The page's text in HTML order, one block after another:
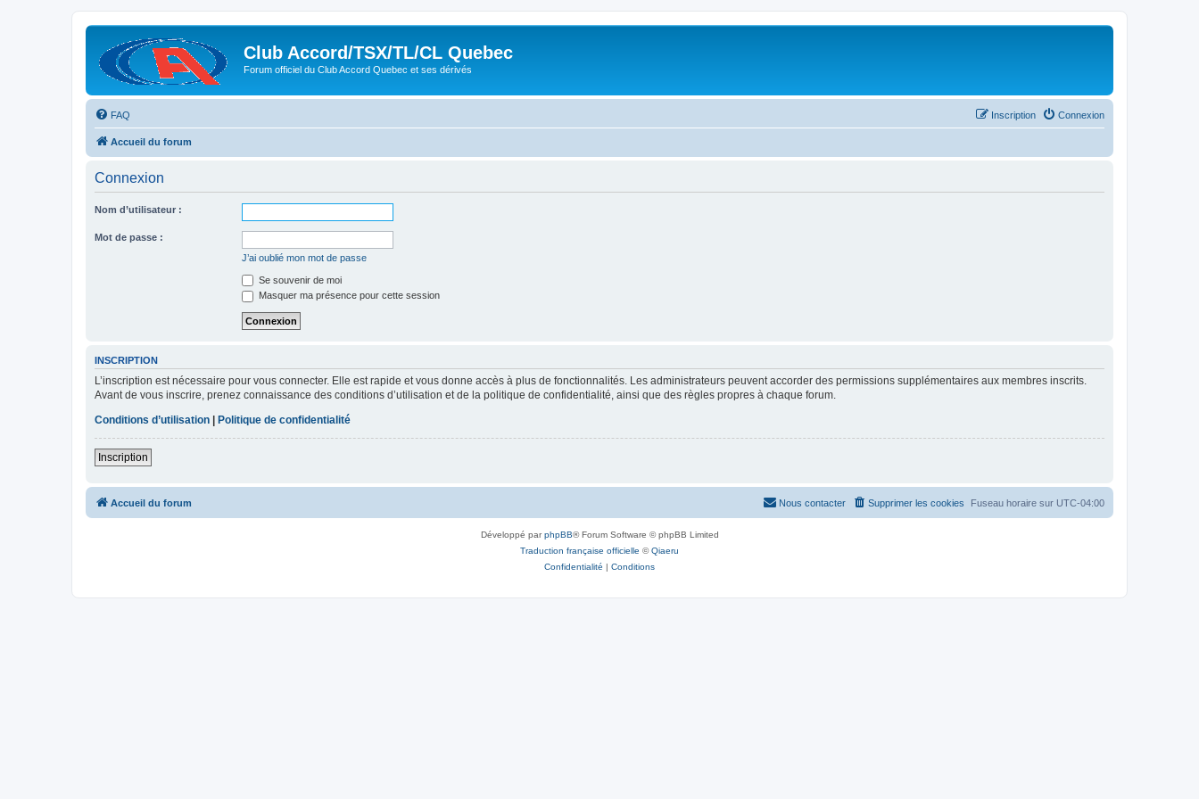
Club Accord/TSX/TL/CL Quebec
Forum officiel du Club Accord Quebec et ses dérivés
FAQ Connexion
Inscription
Accueil du forum
Connexion
Nom d’utilisateur :
Mot de passe :
J’ai oublié mon mot de passe
Se souvenir de moi
Masquer ma présence pour cette session
INSCRIPTION
L’inscription est nécessaire pour vous connecter. Elle est rapide et vous donne accès à plus de fonctionnalités. Les administrateurs peuvent accorder des permissions supplémentaires aux membres inscrits.
Avant de vous inscrire, prenez connaissance des conditions d’utilisation et de la politique de confidentialité, ainsi que des règles propres à chaque forum.
Conditions d’utilisation
Politique de confidentialité
Inscription
Accueil du forum Fuseau horaire sur UTC-04:00
Supprimer les cookies
Nous contacter
Développé parphpBB® Forum Software © phpBB Limited
Traduction française officielle ©Qiaeru
Confidentialité | Conditions